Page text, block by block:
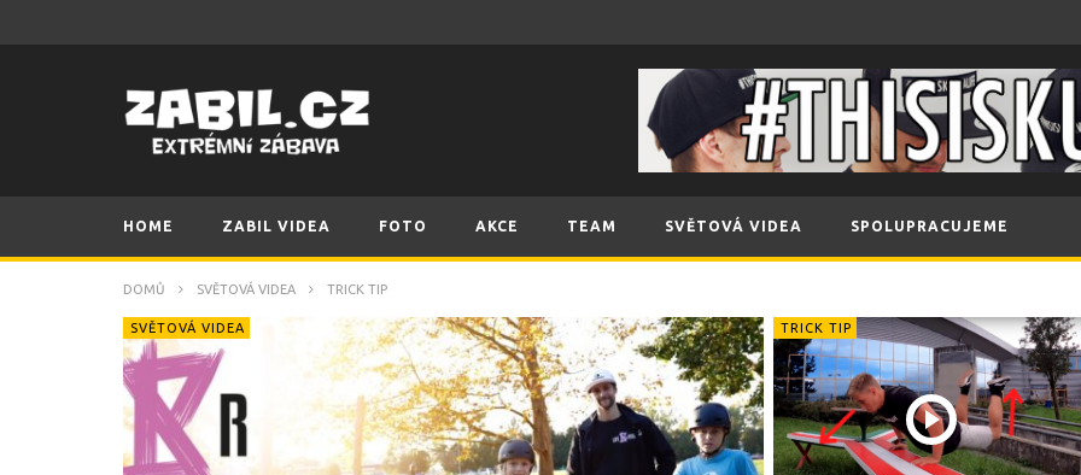
HOME ZABIL VIDEA FOTO AKCE TEAM SVĚTOVÁ VIDEA SPOLUPRACUJEME
DOMŮ SVĚTOVÁ VIDEA TRICK TIP
SVĚTOVÁ VIDEA TRICK TIP